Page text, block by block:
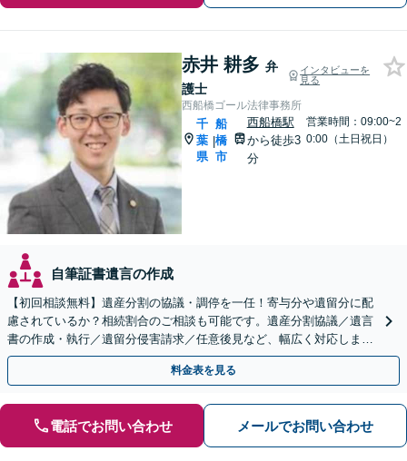
赤井 耕多 弁
護士
インタビューを
見る
西船橋ゴール法律事務所
千
葉
県
|
船
橋
市
西船橋駅
から徒歩3
分
営業時間：09:00~2
0:00（土日祝日）
自筆証書遺言の作成
【初回相談無料】遺産分割の協議・調停を一任！寄与分や遺留分に配
慮されているか？相続割合のご相談も可能です。遺産分割協議／遺言
書の作成・執行／遺留分侵害請求／任意後見など、幅広く対応します
【夜間・休日面談可】【西船橋駅3分】
料金表を見る
電話でお問い合わせ メールでお問い合わせ